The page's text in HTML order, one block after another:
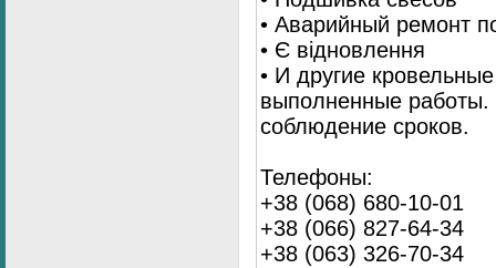
• Аварийный ремонт
• Є відновлення
• И другие
выполненные работы.
соблюдение сроков.
Телефоны:
+38 (068) 680-10-01
+38 (066) 827-64-34
+38 (063) 326-70-34